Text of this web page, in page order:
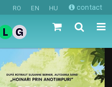
RO EN HU contact